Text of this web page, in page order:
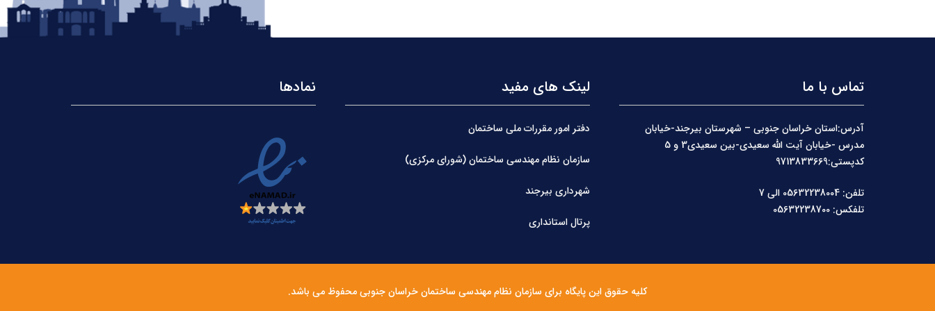
تماس با ما
آدرس:استان خراسان جنوبی – شهرستان بیرجند-خیابان
کدپستی:9713833669
تلفن: 05632238004 الی 7
تلفکس: 05632238700
لینک های مفید
دفتر امور مقررات ملی ساختمان
سازمان نظام مهندسی ساختمان (شورای مرکزی)
شهرداری بیرجند
پرتال استانداری
نمادها
کلیه حقوق این پایگاه برای سازمان نظام مهندسی ساختمان خراسان جنوبی محفوظ می باشد.